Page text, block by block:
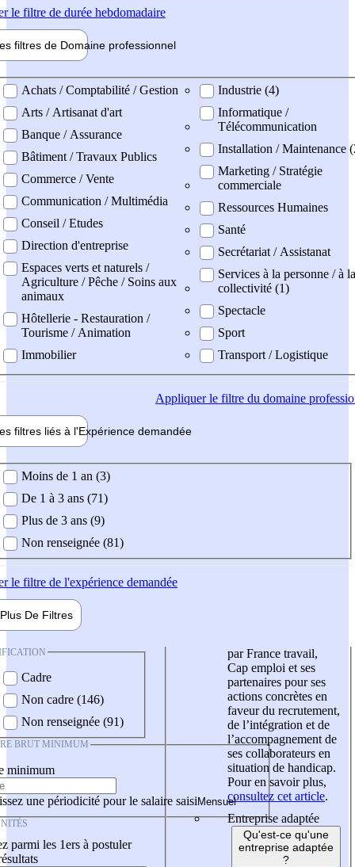
le filtre de durée hebdomadaire
filtres de Domaine professionnel
professionel
Achats / Comptabilité / Gestion
Arts / Artisanat d'art
Banque / Assurance
Bâtiment / Travaux Publics
Commerce / Vente
Communication / Multimédia
Conseil / Etudes
Direction d'entreprise
Espaces verts et naturels /
Agriculture / Pêche / Soins aux
animaux
Hôtellerie - Restauration /
Tourisme / Animation
Immobilier
Industrie (4)
Informatique /
Télécommunication
Installation / Maintenance
Marketing / Stratégie
commerciale
Ressources Humaines
Santé
Secrétariat / Assistanat
Services à la personne / à la
collectivité (1)
Spectacle
Sport
Transport / Logistique
Appliquerle filtre du domaine
filtres liés à l'Expérience demandée
demandée
Moins de 1 an (3)
De 1 à 3 ans (71)
Plus de 3 ans (9)
Non renseignée (81)
le filtre de l'expérience demandée
Plus De Filtres
Cadre
Non cadre (146)
Non renseignée (91)
BRUT MINIMUM
minimum
une périodicité pour le salaire saisi
parmi les 1ers à postuler
par France travail,
Cap emploi et ses
partenaires pour ses
actions concrètes en
faveur du recrutement,
de l’intégration et de
l’accompagnement de
ses collaborateurs en
situation de handicap.
Pour en savoir plus,
consultez cet article.
Entreprise adaptée
Qu'est-ce qu'une
entreprise adaptée
?